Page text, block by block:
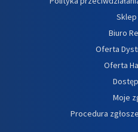
Sklep
Biuro
Oferta
Oferta
Moje
Procedura